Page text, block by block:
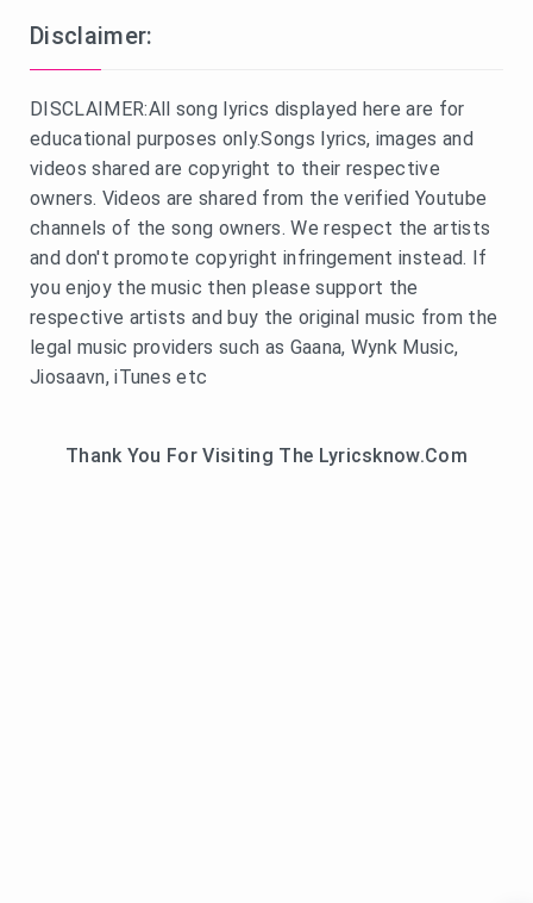
Disclaimer:
DISCLAIMER:All song lyrics displayed here are for
educational purposes only.Songs lyrics, images and
videos shared are copyright to their respective
owners. Videos are shared from the verified Youtube
channels of the song owners. We respect the artists
and don't promote copyright infringement instead. If
you enjoy the music then please support the
respective artists and buy the original music from the
legal music providers such as Gaana, Wynk Music,
Jiosaavn, iTunes etc
Thank You For Visiting The Lyricsknow.Com